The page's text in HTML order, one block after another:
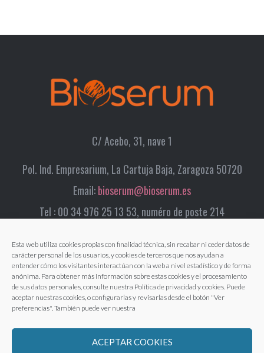
Esta web utiliza cookies propias con finalidad técnica, sin recabar ni ceder datos de
carácter personal de los usuarios, y cookies de terceros que nos ayudan a
entender cómo los visitantes interactúan con la web a nivel estadístico y de forma
anónima. Para obtener más información sobre estas cookies y el procesamiento
de sus datos personales, consulte nuestra Política de privacidad y cookies. Puede
aceptar nuestras cookies, o configurarlas y revisarlas desde el botón "Ver
preferencias". También puede ver nuestra
ACEPTAR COOKIES
C/ Acebo, 31, nave 1
Pol. Ind. Empresarium, La Cartuja Baja, Zaragoza 50720
Email:bioserum@bioserum.es
Tel : 00 34 976 25 13 53, numéro de poste 214